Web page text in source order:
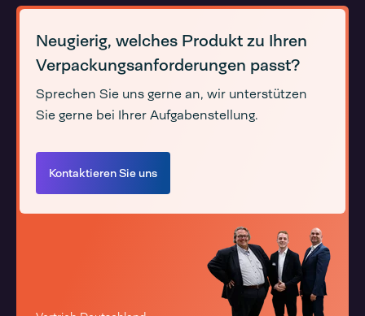
Neugierig, welches Produkt zu Ihren
Verpackungsanforderungen passt?
Sprechen Sie uns gerne an, wir unterstützen
Sie gerne bei Ihrer Aufgabenstellung.
Kontaktieren Sie uns